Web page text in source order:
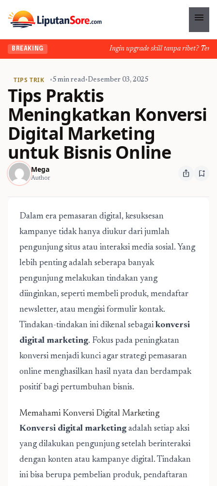
menu
BREAKING Ingin upgrade skill tanpa ribet?
TIPS TRIK •5 min read•Desember 03, 2025
Tips Praktis
Meningkatkan Konversi
Digital Marketing
untuk Bisnis Online
Mega
Author ios_share bookmark_add
Dalam era pemasaran digital, kesuksesan
kampanye tidak hanya diukur dari jumlah
pengunjung situs atau interaksi media sosial. Yang
lebih penting adalah seberapa banyak
pengunjung melakukan tindakan yang
diinginkan, seperti membeli produk, mendaftar
newsletter, atau mengisi formulir kontak.
Tindakan-tindakan ini dikenal sebagai konversi
digital marketing. Fokus pada peningkatan
konversi menjadi kunci agar strategi pemasaran
online menghasilkan hasil nyata dan berdampak
positif bagi pertumbuhan bisnis.
Memahami Konversi Digital Marketing
Konversi digital marketing adalah setiap aksi
yang dilakukan pengunjung setelah berinteraksi
dengan konten atau kampanye digital. Tindakan
ini bisa berupa pembelian produk, pendaftaran